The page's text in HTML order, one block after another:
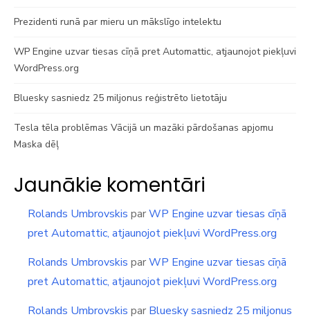
Prezidenti runā par mieru un mākslīgo intelektu
WP Engine uzvar tiesas cīņā pret Automattic, atjaunojot piekļuvi
WordPress.org
Bluesky sasniedz 25 miljonus reģistrēto lietotāju
Tesla tēla problēmas Vācijā un mazāki pārdošanas apjomu
Maska dēļ
Jaunākie komentāri
Rolands Umbrovskis parWP Engine uzvar tiesas cīņā
pret Automattic, atjaunojot piekļuvi WordPress.org
Rolands Umbrovskis parWP Engine uzvar tiesas cīņā
pret Automattic, atjaunojot piekļuvi WordPress.org
Rolands Umbrovskis par Bluesky sasniedz 25 miljonus